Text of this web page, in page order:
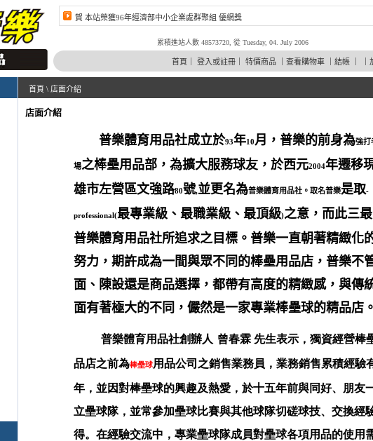
賀 本站榮獲96年經濟部中小企業處群聚組 優網獎
累積進站人數 48573720, 從 Tuesday, 04. July 2006
首頁 登入或註冊｜ 特價商品｜ 查看購物車｜ 結帳｜ ｜
首頁 \ 店面介紹
店面介紹
普樂體育用品社成立於93年10月，普樂的前身為強打
場之棒壘用品部，為擴大服務球友，於西元2004年遷移
雄市左營區文強路80號,並更名為普樂體育用品社。取名普樂是取-
professional(最專業級、最職業級、最頂級)之意，而此三
普樂體育用品社所追求之目標。普樂一直朝著精緻化
努力，期許成為一間與眾不同的棒壘用品店，普樂不
面、陳設還是商品選擇，都帶有高度的精緻感，與傳
面有著極大的不同，儼然是一家專業棒壘球的精品店。
普樂體育用品社創辦人 曾春霖 先生表示，獨資經營棒
品店之前為棒壘球用品公司之銷售業務員，業務銷售累積經驗
年，並因對棒壘球的興趣及熱愛，於十五年前與同好、朋友
立壘球隊，並常參加壘球比賽與其他球隊切磋球技、交換經
得。在經驗交流中，專業壘球隊成員對壘球各項用品的使用